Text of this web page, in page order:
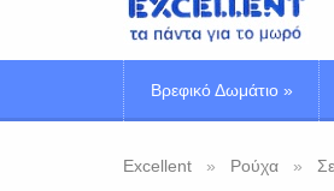
Βρεφικό Δωμάτιο»
Excellent Ρούχα